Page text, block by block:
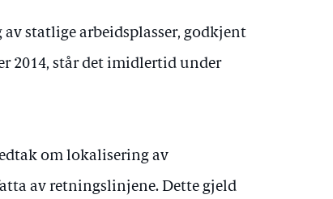
statlige arbeidsplasser, godkjent
2014, står det imidlertid under
om lokalisering av
av retningslinjene. Dette gjeld